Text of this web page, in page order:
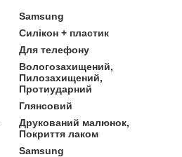
Samsung
Силікон + пластик
Для телефону
Вологозахищений,
Пилозахищений,
Протиударний
Глянсовий
Друкований малюнок,
Покриття лаком
Samsung